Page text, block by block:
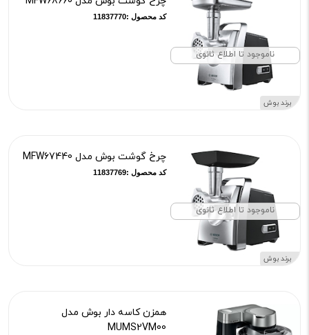
ناموجود تا اطلاع ثانوی
برند بوش
کد محصول :11837770
ناموجود تا اطلاع ثانوی
برند بوش
چرخ گوشت بوش مدل MFW67440
کد محصول :11837769
همزن کاسه دار بوش مدل
MUMS2VM00